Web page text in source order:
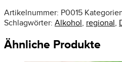
Artikelnummer: P0015
Schlagwörter: Alkohol, regional,
Ähnliche Produkte